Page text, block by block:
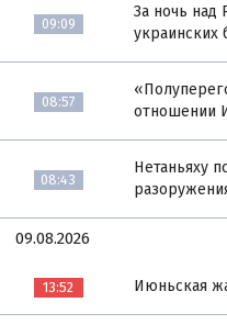
09:09
За ночь над
украинских
08:57
отношении
08:43
Нетаньяху
09.08.2026
13:52 Июньская